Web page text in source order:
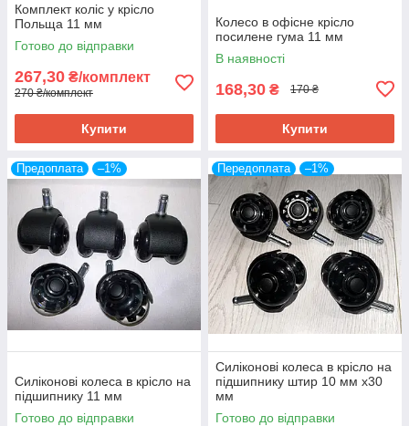
Комплект коліс у крісло
Польща 11 мм
Готово до відправки
267,30 ₴/комплект
270 ₴/комплект
Купити
Колесо в офісне крісло
посилене гума 11 мм
В наявності
168,30 ₴ 170 ₴
Купити
Предоплата –1%
Силіконові колеса в крісло на
підшипнику 11 мм
Готово до відправки
Передоплата –1%
Силіконові колеса в крісло на
підшипнику штир 10 мм х30
мм
Готово до відправки